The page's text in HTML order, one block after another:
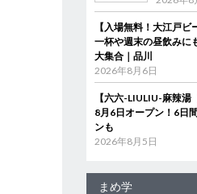
【入場無料！大江戸
一杯や週末の昼飲みに
大集合｜品川
2026年8月6日
【六六-LIULIU-麻辣
8月6日オープン！6日
ンも
2026年8月5日
まめ学